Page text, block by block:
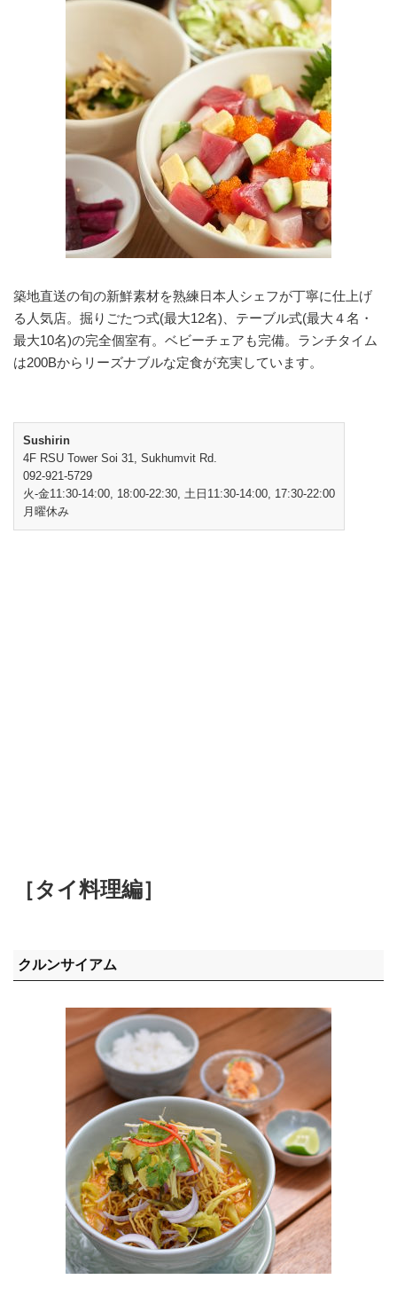
築地直送の旬の新鮮素材を熟練日本人シェフが丁寧に仕上げ
る人気店。掘りごたつ式(最大12名)、テーブル式(最大４名・
最大10名)の完全個室有。ベビーチェアも完備。ランチタイム
は200Bからリーズナブルな定食が充実しています。
Sushirin
4F RSU Tower Soi 31, Sukhumvit Rd.
092-921-5729
火-金11:30-14:00, 18:00-22:30, 土日11:30-14:00, 17:30-22:00
月曜休み
［タイ料理編］
クルンサイアム